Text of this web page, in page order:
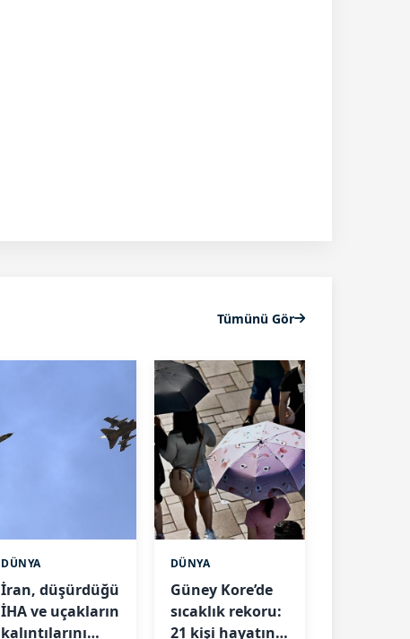
Tümünü Gör
DÜNYA
İran, düşürdüğü
İHA ve uçakların
kalıntılarını
DÜNYA
Güney Kore’de
sıcaklık rekoru:
21 kişi hayatını